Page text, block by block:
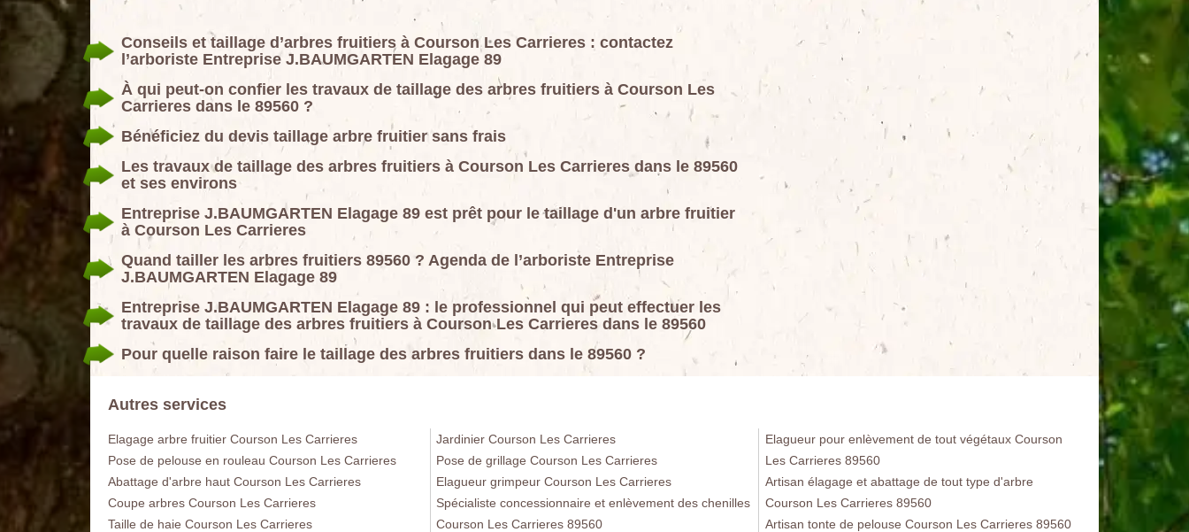
Conseils et taillage d’arbres fruitiers à Courson Les Carrieres : contactez
l’arboriste Entreprise J.BAUMGARTEN Elagage 89
À qui peut-on confier les travaux de taillage des arbres fruitiers à Courson Les
Carrieres dans le 89560 ?
Bénéficiez du devis taillage arbre fruitier sans frais
Les travaux de taillage des arbres fruitiers à Courson Les Carrieres dans le 89560
et ses environs
Entreprise J.BAUMGARTEN Elagage 89 est prêt pour le taillage d'un arbre fruitier
à Courson Les Carrieres
Quand tailler les arbres fruitiers 89560 ? Agenda de l’arboriste Entreprise
J.BAUMGARTEN Elagage 89
Entreprise J.BAUMGARTEN Elagage 89 : le professionnel qui peut effectuer les
travaux de taillage des arbres fruitiers à Courson Les Carrieres dans le 89560
Pour quelle raison faire le taillage des arbres fruitiers dans le 89560 ?
Autres services
Elagage arbre fruitier Courson Les Carrieres
Pose de pelouse en rouleau Courson Les Carrieres
Abattage d'arbre haut Courson Les Carrieres
Coupe arbres Courson Les Carrieres
Taille de haie Courson Les Carrieres
Jardinier Courson Les Carrieres
Pose de grillage Courson Les Carrieres
Elagueur grimpeur Courson Les Carrieres
Spécialiste concessionnaire et enlèvement des chenilles
Courson Les Carrieres 89560
Elagueur pour enlèvement de tout végétaux Courson
Les Carrieres 89560
Artisan élagage et abattage de tout type d'arbre
Courson Les Carrieres 89560
Artisan tonte de pelouse Courson Les Carrieres 89560